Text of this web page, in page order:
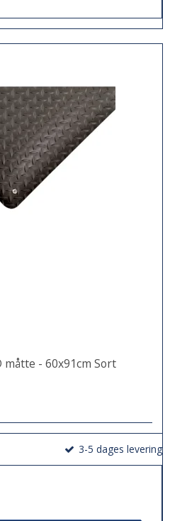
måtte - 60x91cm Sort
3-5 dages levering